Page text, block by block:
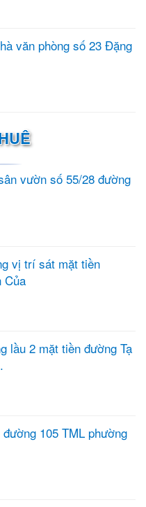
văn phòng số 23 Đặng
vườn số 55/28 đường
vị trí sát mặt tiền
Của
lầu 2 mặt tiền đường Tạ
105 TML phường